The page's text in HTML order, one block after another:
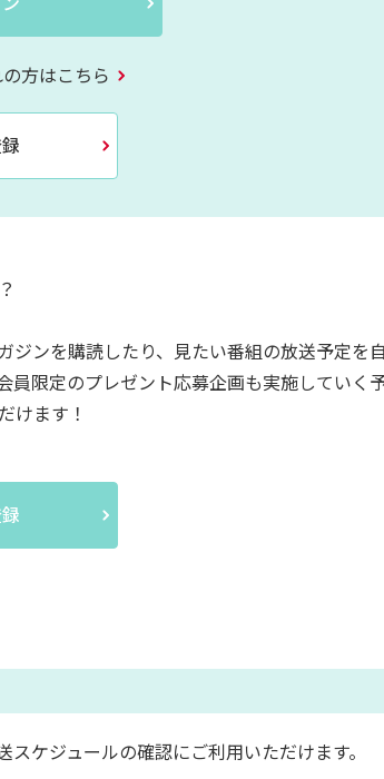
方はこちら
ンを購読したり、見たい番組の放送予定を
限定のプレゼント応募企画も実施していく
けます！
ケジュールの確認にご利用いただけます。